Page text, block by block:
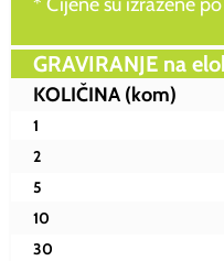
GRAVIRANJE na
KOLIČINA (kom)
1
2
5
10
30